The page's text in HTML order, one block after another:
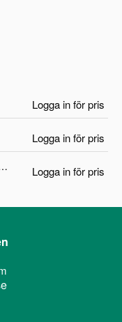
Logga in för pris
Logga in för pris
- Konferenskamera Logga in för pris